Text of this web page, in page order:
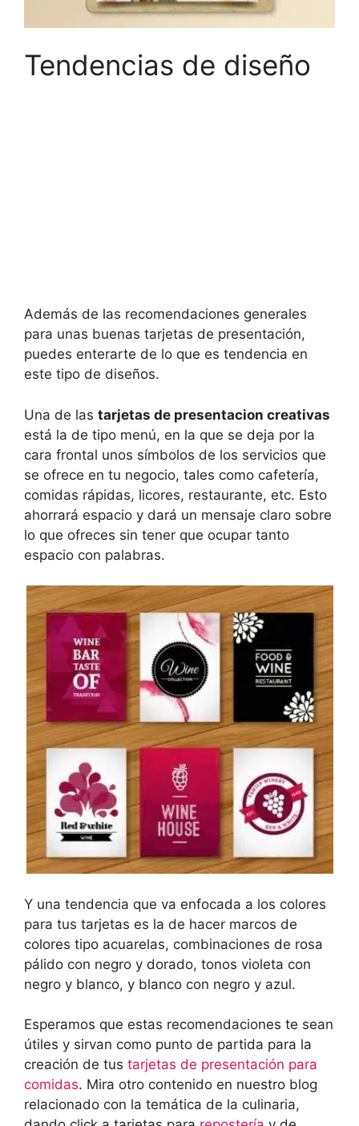
Tendencias de diseño
Además de las recomendaciones generales
para unas buenas tarjetas de presentación,
puedes enterarte de lo que es tendencia en
este tipo de diseños.
Una de las tarjetas de presentacion creativas
está la de tipo menú, en la que se deja por la
cara frontal unos símbolos de los servicios que
se ofrece en tu negocio, tales como cafetería,
comidas rápidas, licores, restaurante, etc. Esto
ahorrará espacio y dará un mensaje claro sobre
lo que ofreces sin tener que ocupar tanto
espacio con palabras.
Y una tendencia que va enfocada a los colores
para tus tarjetas es la de hacer marcos de
colores tipo acuarelas, combinaciones de rosa
pálido con negro y dorado, tonos violeta con
negro y blanco, y blanco con negro y azul.
Esperamos que estas recomendaciones te sean
útiles y sirvan como punto de partida para la
creación de tus tarjetas de presentación para
comidas. Mira otro contenido en nuestro blog
relacionado con la temática de la culinaria,